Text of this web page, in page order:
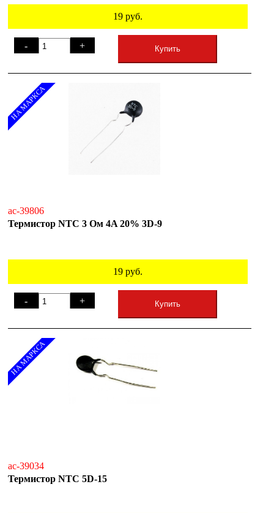
19 руб.
- + Купить
НА МАРКСА
ac-39806
Термистор NTC 3 Ом 4A 20% 3D-9
19 руб.
- + Купить
НА МАРКСА
ac-39034
Термистор NTC 5D-15